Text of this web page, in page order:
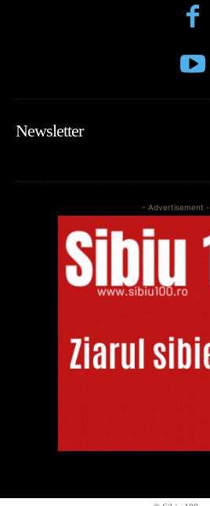
Newsletter
- Advertisement -